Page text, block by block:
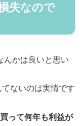
失なので
んかは良いと思い
ないのは実情です
って何年も利益が